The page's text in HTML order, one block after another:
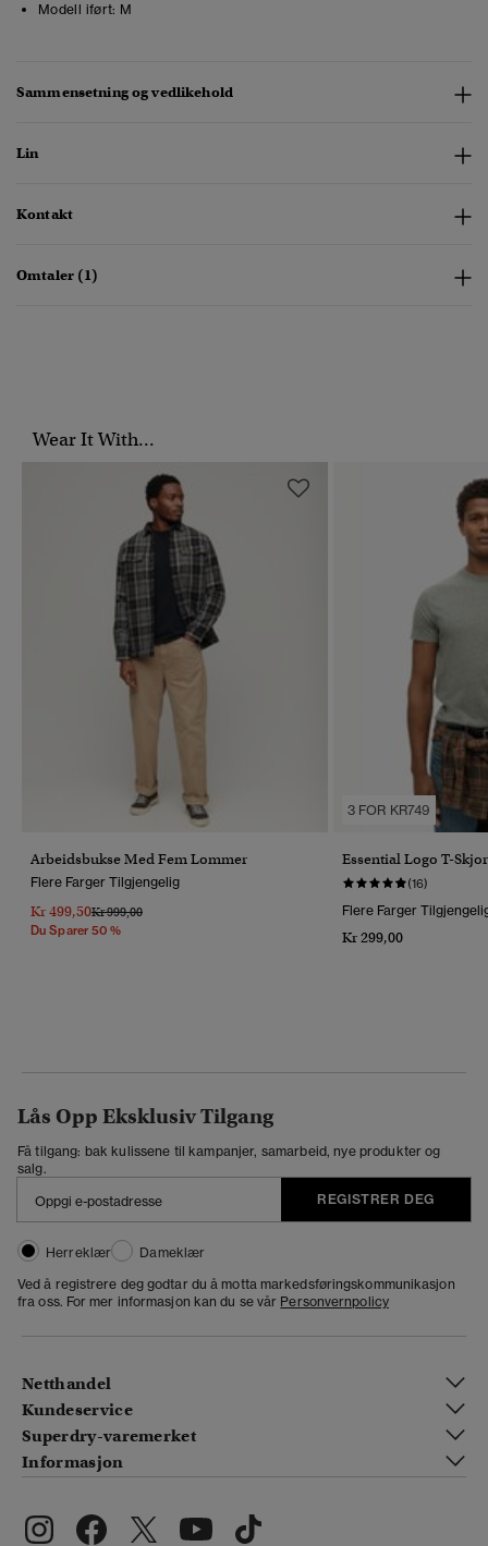
Modell iført: M
Sammensetning og vedlikehold
Lin
Kontakt
Omtaler (1)
Wear It With...
Arbeidsbukse Med Fem Lommer
Flere Farger Tilgjengelig
Kr 499,50Pris Nedsatt Fra
Kr 999,00Til
Du Sparer 50 %
3 FOR KR749
Essential Logo T-
(16)
Flere Farger
Kr 299,00
Lås Opp Eksklusiv Tilgang
Få tilgang: bak kulissene til kampanjer, samarbeid, nye produkter og
salg.
REGISTRER DEG
Herreklær
Dameklær
Ved å registrere deg godtar du å motta markedsføringskommunikasjon
fra oss. For mer informasjon kan du se vår Personvernpolicy
Netthandel
Kundeservice
Superdry-varemerket
Informasjon